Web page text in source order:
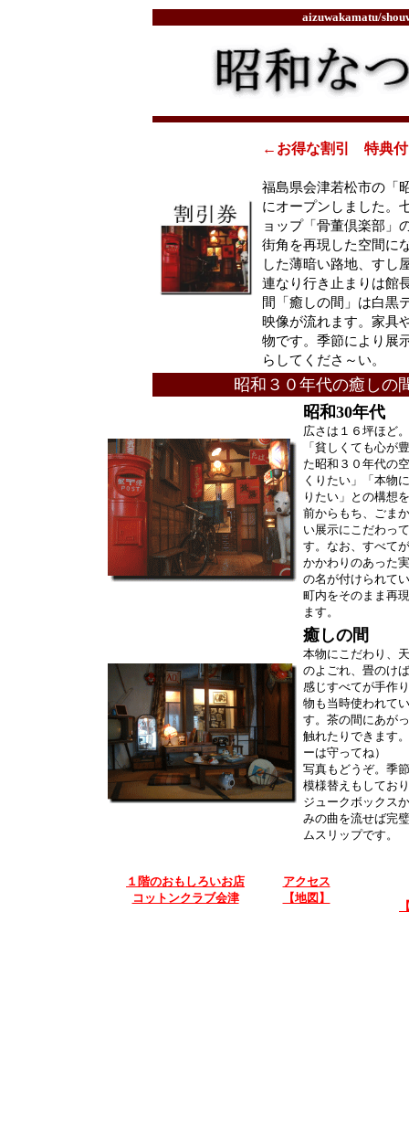
aizuwakamatu/
←お得な割引 特典
福島県会津若松市の「
にオープンしました。
ョップ「骨董倶楽部」
街角を再現した空間に
した薄暗い路地、すし
連なり行き止まりは館
間「癒しの間」は白黒
映像が流れます。家具
物です。季節により展
らしてくださ～い。
昭和３０年代の癒しの
昭和30年代
広さは１６坪ほど。
「貧しくても心が
た昭和３０年代の
くりたい」「本物
りたい」との構想
前からもち、ごま
い展示にこだわっ
す。なお、すべて
かかわりのあった
の名が付けられて
町内をそのまま再
ます。
癒しの間
本物にこだわり、
のよごれ、畳のけ
感じすべてが手作
物も当時使われて
す。茶の間にあが
触れたりできます
ーは守ってね）
写真もどうぞ。季
模様替えもしてお
ジュークボックス
みの曲を流せば完
ムスリップです。
１階のおもしろいお店
コットンクラブ会津
アクセス
【地図】